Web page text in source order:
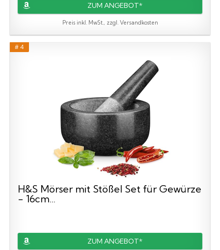
ZUM ANGEBOT*
Preis inkl. MwSt., zzgl. Versandkosten
# 4
H&S Mörser mit Stößel Set für Gewürze
- 16cm...
ZUM ANGEBOT*